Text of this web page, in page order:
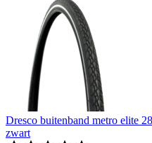
Dresco buitenband metro elite
zwart